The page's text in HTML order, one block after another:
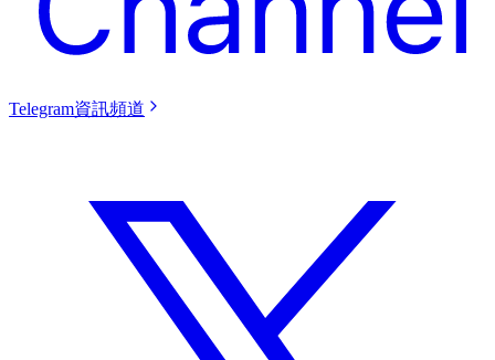
Telegram資訊頻道